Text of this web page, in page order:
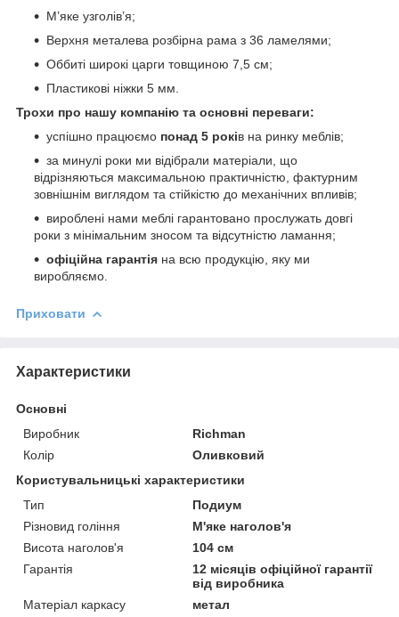
М’яке узголів’я;
Верхня металева розбірна рама з 36 ламелями;
Оббиті широкі царги товщиною 7,5 см;
Пластикові ніжки 5 мм.
Трохи про нашу компанію та основні переваги:
успішно працюємо понад 5 років на ринку меблів;
за минулі роки ми відібрали матеріали, що
відрізняються максимальною практичністю, фактурним
зовнішнім виглядом та стійкістю до механічних впливів;
вироблені нами меблі гарантовано прослужать довгі
роки з мінімальним зносом та відсутністю ламання;
офіційна гарантія на всю продукцію, яку ми
виробляємо.
Приховати
Характеристики
Основні
Виробник
Richman
Колір
Оливковий
Користувальницькі характеристики
Тип
Подиум
Різновид гоління
М'яке наголов'я
Висота наголов'я
104 см
Гарантія
12 місяців офіційної гарантії
від виробника
Матеріал каркасу
метал